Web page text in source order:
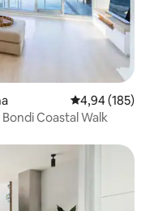
Μέση
4,94 (185)
Coastal Walk